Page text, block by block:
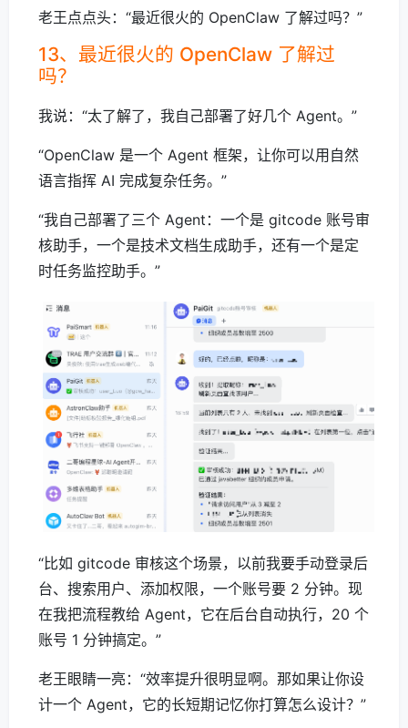
老王点点头：“最近很火的 OpenClaw 了解过吗？”
13、最近很火的 OpenClaw 了解过
吗？
我说：“太了解了，我自己部署了好几个 Agent。”
“OpenClaw 是一个 Agent 框架，让你可以用自然
语言指挥 AI 完成复杂任务。”
“我自己部署了三个 Agent：一个是 gitcode 账号审
核助手，一个是技术文档生成助手，还有一个是定
时任务监控助手。”
“比如 gitcode 审核这个场景，以前我要手动登录后
台、搜索用户、添加权限，一个账号要 2 分钟。现
在我把流程教给 Agent，它在后台自动执行，20 个
账号 1 分钟搞定。”
老王眼睛一亮：“效率提升很明显啊。那如果让你设
计一个 Agent，它的长短期记忆你打算怎么设计？”